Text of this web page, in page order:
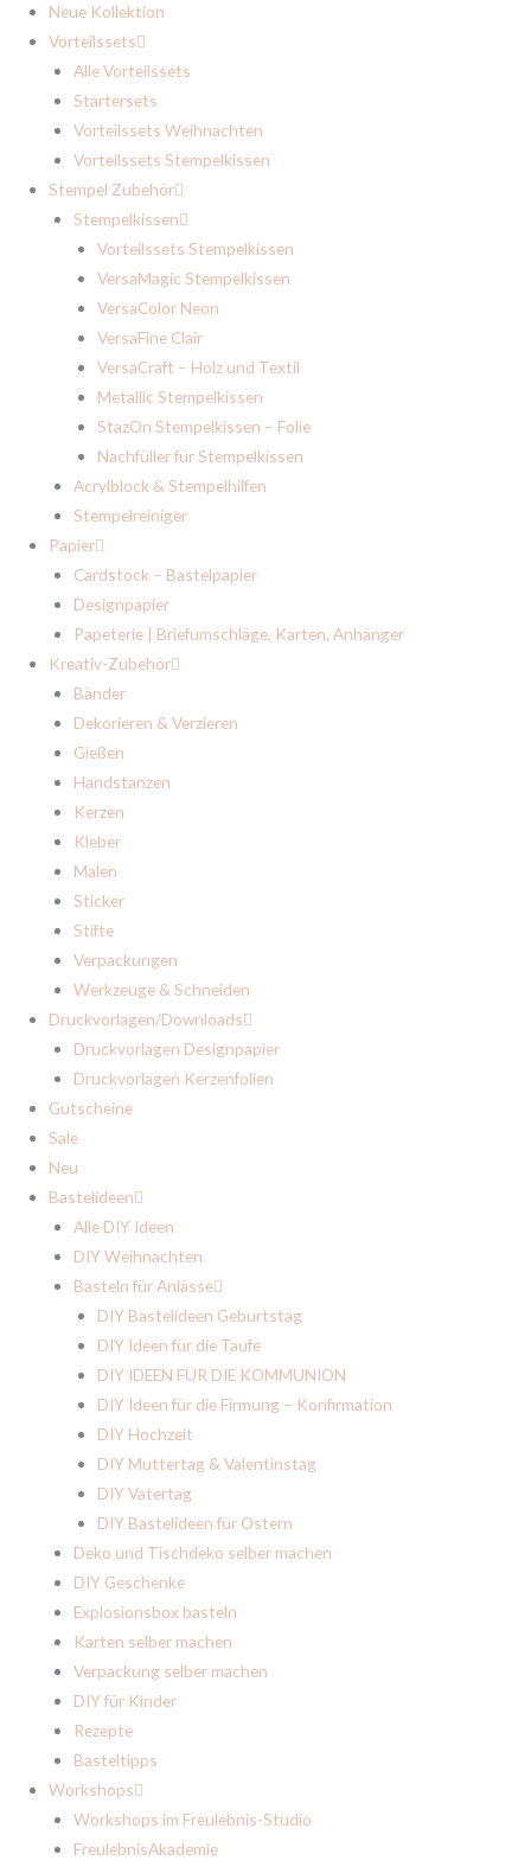
Neue Kollektion
Vorteilssets
Alle Vorteilssets
Startersets
Vorteilssets Weihnachten
Vorteilssets Stempelkissen
Stempel Zubehör
Stempelkissen
Vorteilssets Stempelkissen
VersaMagic Stempelkissen
VersaColor Neon
VersaFine Clair
VersaCraft – Holz und Textil
Metallic Stempelkissen
StazOn Stempelkissen – Folie
Nachfüller für Stempelkissen
Acrylblock & Stempelhilfen
Stempelreiniger
Papier
Cardstock – Bastelpapier
Designpapier
Papeterie | Briefumschläge, Karten, Anhänger
Kreativ-Zubehör
Bänder
Dekorieren & Verzieren
Gießen
Handstanzen
Kerzen
Kleber
Malen
Sticker
Stifte
Verpackungen
Werkzeuge & Schneiden
Druckvorlagen/Downloads
Druckvorlagen Designpapier
Druckvorlagen Kerzenfolien
Gutscheine
Sale
Neu
Bastelideen
Alle DIY Ideen
DIY Weihnachten
Basteln für Anlässe
DIY Bastelideen Geburtstag
DIY Ideen für die Taufe
DIY IDEEN FÜR DIE KOMMUNION
DIY Ideen für die Firmung – Konfirmation
DIY Hochzeit
DIY Muttertag & Valentinstag
DIY Vatertag
DIY Bastelideen für Ostern
Deko und Tischdeko selber machen
DIY Geschenke
Explosionsbox basteln
Karten selber machen
Verpackung selber machen
DIY für Kinder
Rezepte
Basteltipps
Workshops
Workshops im Freulebnis-Studio
FreulebnisAkademie